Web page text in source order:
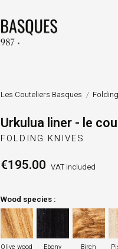
Les Couteliers Basques
Urkulua liner - le
FOLDING KNIVES
€195.00 VAT included
Wood species :
Olive wood
Olive wood
Ebony
Ebony
Birch
Birch